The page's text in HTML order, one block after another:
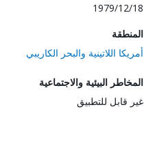
1979/12/18
المنطقة
أمريكا اللاتينية والبحر الكاريبي
المخاطر البيئية والاجتماعية
غير قابل للتطبيق